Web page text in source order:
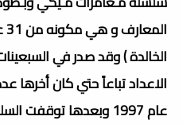
الخالدة ) وقد صدر في
الاعداد تباعاً حتي كان أخرها
عام 1997 وبعدها توقفت السلسلة تماماً.